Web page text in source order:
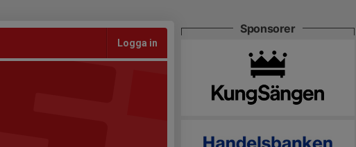
Logga in
Sponsorer